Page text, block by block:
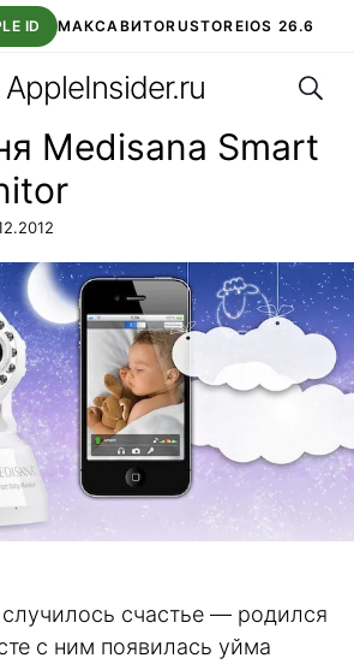
ID МАКСАВИТОRUSTOREIOS 26.6
ВТБ ОНЛАЙН ЧАТ В ROBLOX
AppleInsider.ru
Medisana Smart
счастье — родился
с ним появилась уйма